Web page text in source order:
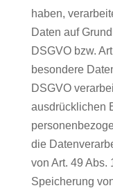
haben,
Daten auf
DSGVO bzw.
besondere
DSGVO
ausdrücklichen
die
von Art. 49 Abs.
Speicherung